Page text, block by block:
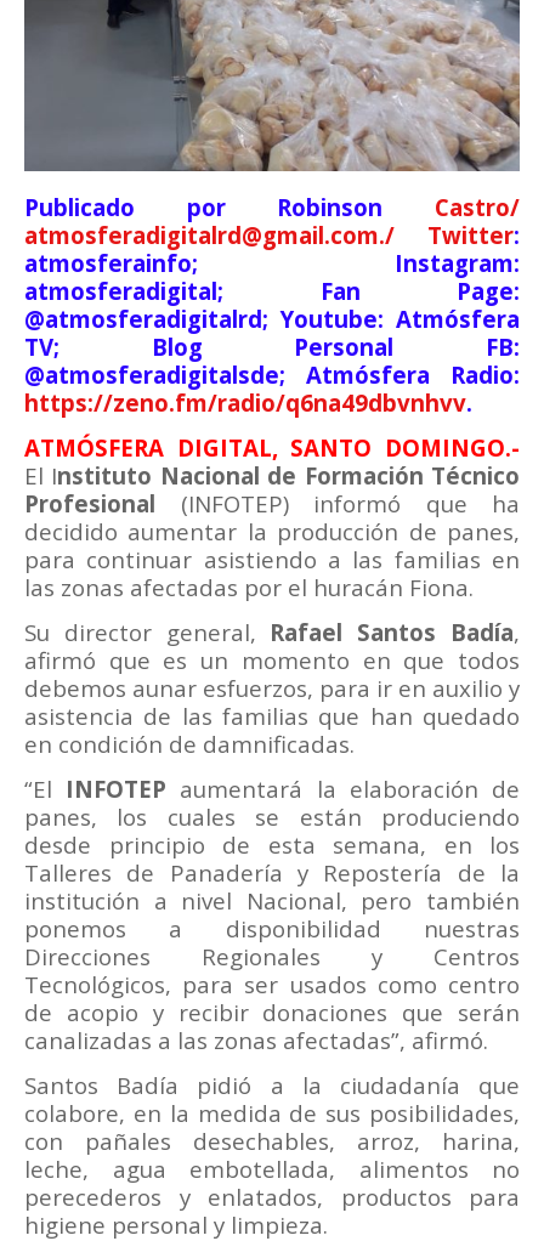
Publicado por Robinson Castro/
atmosferadigitalrd@gmail.com./ Twitter:
atmosferainfo; Instagram:
atmosferadigital; Fan Page:
@atmosferadigitalrd; Youtube: Atmósfera
TV; Blog Personal FB:
@atmosferadigitalsde; Atmósfera Radio:
https://zeno.fm/radio/q6na49dbvnhvv.
ATMÓSFERA DIGITAL, SANTO DOMINGO.-
El Instituto Nacional de Formación Técnico
Profesional (INFOTEP) informó que ha
decidido aumentar la producción de panes,
para continuar asistiendo a las familias en
las zonas afectadas por el huracán Fiona.
Su director general, Rafael Santos Badía,
afirmó que es un momento en que todos
debemos aunar esfuerzos, para ir en auxilio y
asistencia de las familias que han quedado
en condición de damnificadas.
“El INFOTEP aumentará la elaboración de
panes, los cuales se están produciendo
desde principio de esta semana, en los
Talleres de Panadería y Repostería de la
institución a nivel Nacional, pero también
ponemos a disponibilidad nuestras
Direcciones Regionales y Centros
Tecnológicos, para ser usados como centro
de acopio y recibir donaciones que serán
canalizadas a las zonas afectadas”, afirmó.
Santos Badía pidió a la ciudadanía que
colabore, en la medida de sus posibilidades,
con pañales desechables, arroz, harina,
leche, agua embotellada, alimentos no
perecederos y enlatados, productos para
higiene personal y limpieza.